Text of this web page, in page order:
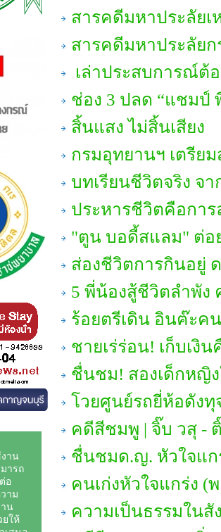
สารคดีมหาประลัยเ
สารคดีมหาประลัย
เล่าประสบการณ์ต้
ช่อง 3 ปลด “แชมป์
สิ้นแสง ไม่สิ้นเสียง
กรมอุทยานฯ เตรีย
บทเรียนชีวิตจริง จา
ประหารชีวิตคือกา
"ตูน บอดี้สแลม" ต่อ
ส่องชีวิตการกินอยู่
5 พี่น้องสู้ชีวิตลำพัง
ร้อยตรีเดิน อินฅ๊ะค
ชายเร่ร่อน! เก็บเงิ
ชื่นชม! สองเด็กหญิง
โวยศูนย์รถยี่ห้อดังทุ
คดีสีชมพู | จิ๊บ วสุ -
ชื่นชมด.ญ. หัวใจแก
คนเก่งหัวใจแกร่ง (
ความเป็นธรรมในสั